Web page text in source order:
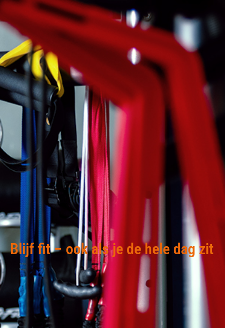
Blijf fit – ook als je de hele dag zit